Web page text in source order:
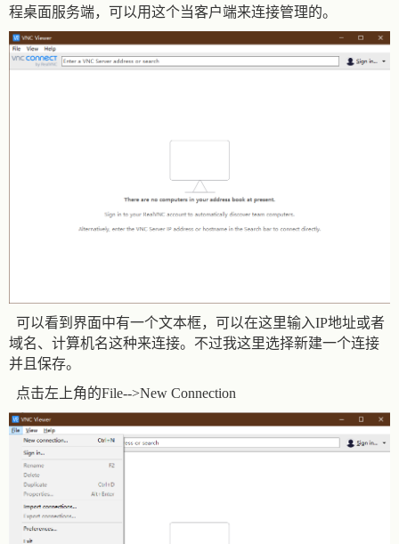
程桌面服务端，可以用这个当客户端来连接管理的。
可以看到界面中有一个文本框，可以在这里输入IP地址或者
域名、计算机名这种来连接。不过我这里选择新建一个连接
并且保存。
点击左上角的File-->New Connection